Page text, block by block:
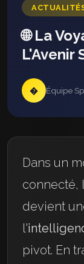
🌐 La
L'Avenir
� Équipe
Dans un
connecté,
devient
l'
pivot. En